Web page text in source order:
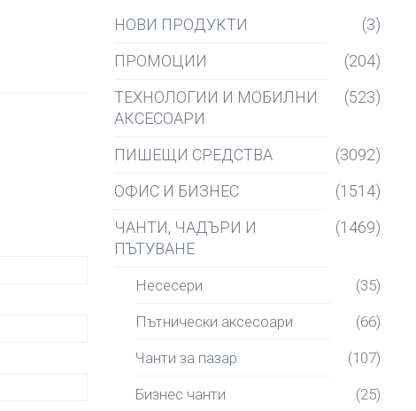
НОВИ ПРОДУКТИ
(3)
ПРОМОЦИИ
(204)
ТЕХНОЛОГИИ И МОБИЛНИ
АКСЕСОАРИ
(523)
ПИШЕЩИ СРЕДСТВА
(3092)
ОФИС И БИЗНЕС
(1514)
ЧАНТИ, ЧАДЪРИ И
ПЪТУВАНЕ
(1469)
Несесери (35)
Пътнически аксесоари (66)
Чанти за пазар (107)
Бизнес чанти (25)